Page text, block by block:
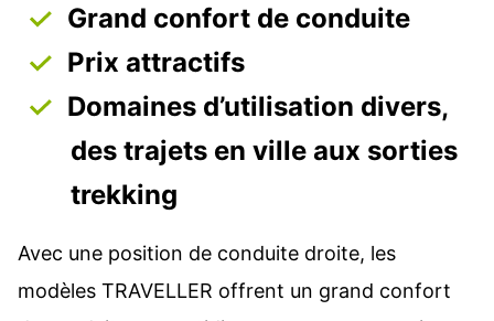
Grand confort de conduite
Prix attractifs
Domaines d’utilisation divers,
des trajets en ville aux sorties
trekking
Avec une position de conduite droite, les
modèles TRAVELLER offrent un grand confort